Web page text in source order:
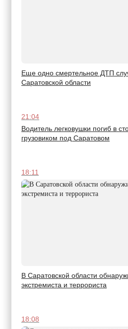
Еще одно смертельное ДТП
Саратовской области
21:04
Водитель легковушки погиб в
грузовиком под Саратовом
18:11
В Саратовской области
экстремиста и террориста
18:08